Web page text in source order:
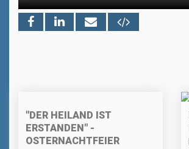
"DER HEILAND IST
ERSTANDEN" -
OSTERNACHTFEIER